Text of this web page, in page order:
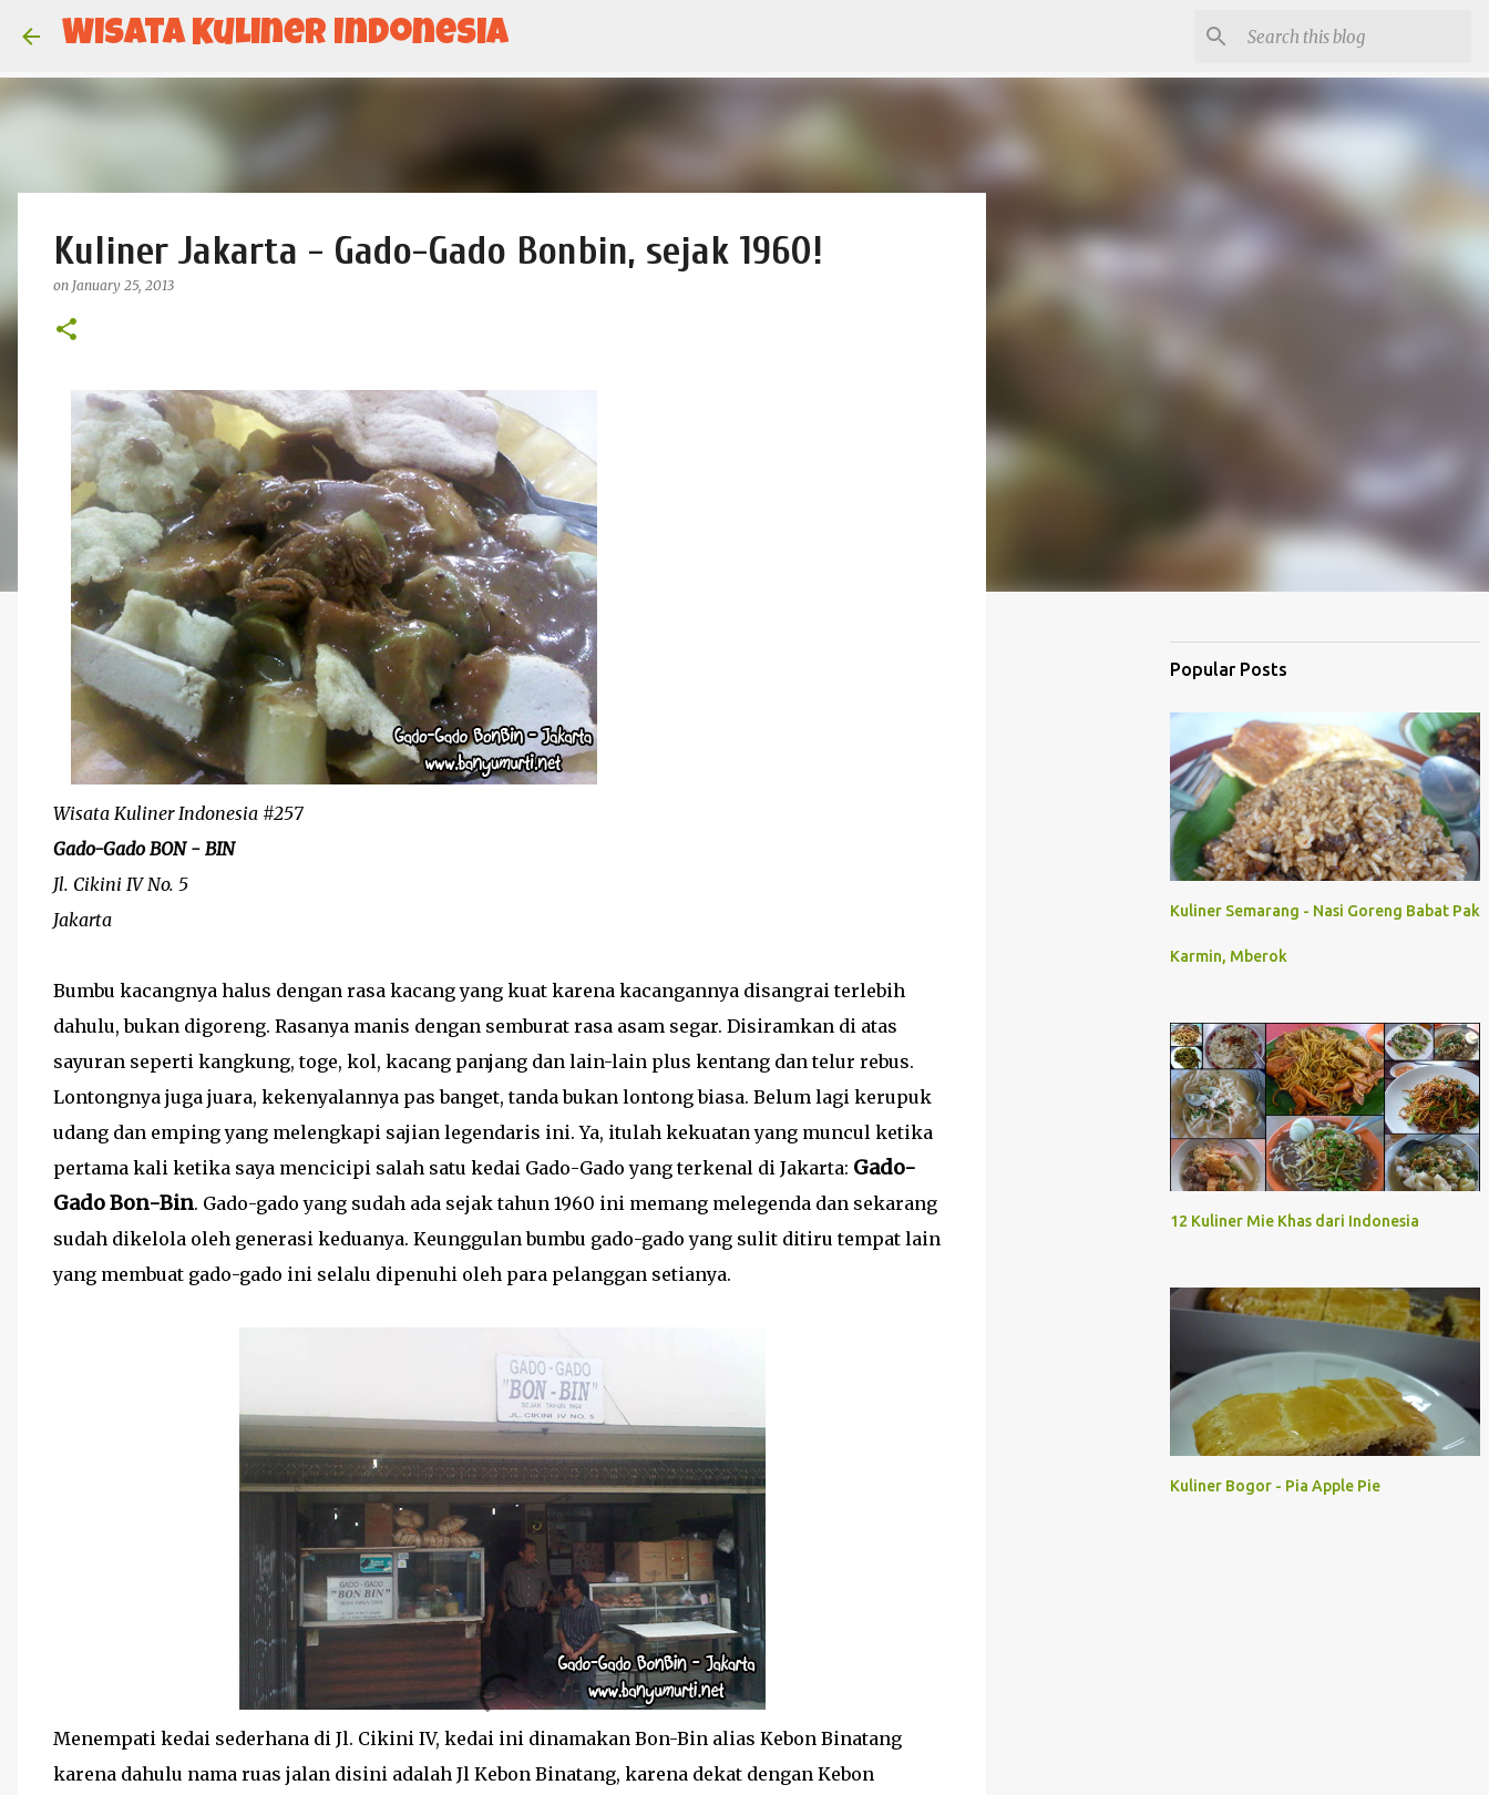
Wisata Kuliner Indonesia
Kuliner Jakarta - Gado-Gado Bonbin, sejak 1960!
on January 25, 2013
Wisata Kuliner Indonesia #257
Gado-Gado BON - BIN
Jl. Cikini IV No. 5
Jakarta
Bumbu kacangnya halus dengan rasa kacang yang kuat karena kacangannya disangrai terlebih
dahulu, bukan digoreng. Rasanya manis dengan semburat rasa asam segar. Disiramkan di atas
sayuran seperti kangkung, toge, kol, kacang panjang dan lain-lain plus kentang dan telur rebus.
Lontongnya juga juara, kekenyalannya pas banget, tanda bukan lontong biasa. Belum lagi kerupuk
udang dan emping yang melengkapi sajian legendaris ini. Ya, itulah kekuatan yang muncul ketika
pertama kali ketika saya mencicipi salah satu kedai Gado-Gado yang terkenal di Jakarta: Gado-
Gado Bon-Bin. Gado-gado yang sudah ada sejak tahun 1960 ini memang melegenda dan sekarang
sudah dikelola oleh generasi keduanya. Keunggulan bumbu gado-gado yang sulit ditiru tempat lain
yang membuat gado-gado ini selalu dipenuhi oleh para pelanggan setianya.
Menempati kedai sederhana di Jl. Cikini IV, kedai ini dinamakan Bon-Bin alias Kebon Binatang
karena dahulu nama ruas jalan disini adalah Jl Kebon Binatang, karena dekat dengan Kebon
Popular Posts
Kuliner Semarang - Nasi Goreng Babat Pak
Karmin, Mberok
12 Kuliner Mie Khas dari Indonesia
Kuliner Bogor - Pia Apple Pie